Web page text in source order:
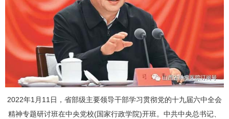
2022年1月11日，省部级主要领导干部学习贯彻党的十九届六中全会
精神专题研讨班在中央党校(国家行政学院)开班。中共中央总书记、